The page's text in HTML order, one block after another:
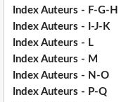
Index Auteurs - F-G-H
Index Auteurs - I-J-K
Index Auteurs - L
Index Auteurs - M
Index Auteurs - N-O
Index Auteurs - P-Q